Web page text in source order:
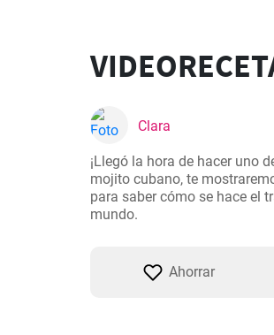
Clara
¡Llegó la hora de hacer uno
mojito cubano, te
para saber cómo se hace el
mundo.
Ahorrar